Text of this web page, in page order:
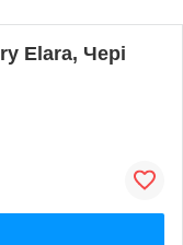
Elara, Чері